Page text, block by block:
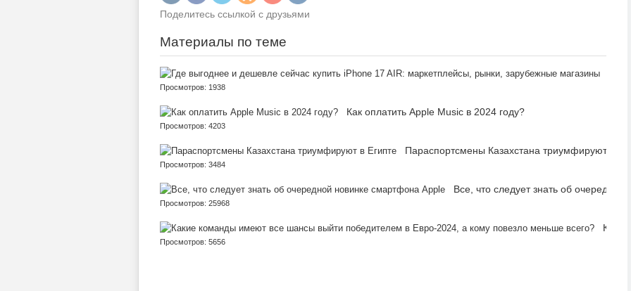
Поделитесь ссылкой с друзьями
Материалы по теме
Просмотров: 1938
Как оплатить Apple Music в 2024 году?
Просмотров: 4203
Параспортсмены Казахстана триумфируют в
Просмотров: 3484
Все, что следует знать об очередной
Просмотров: 25968
Просмотров: 5656